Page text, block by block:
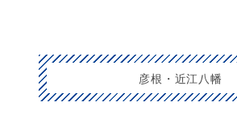
彦根・近江八幡